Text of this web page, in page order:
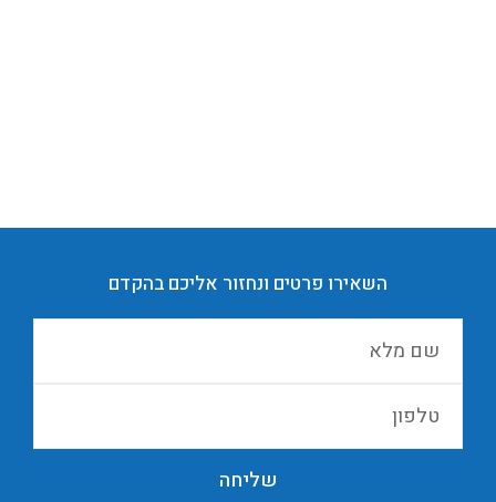
השאירו פרטים ונחזור אליכם בהקדם
שליחה